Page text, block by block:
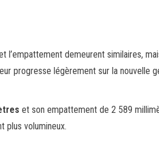
demeurent similaires,
progresse légèrement sur la nouvelle
et son empattement de 2 589
plus volumineux.